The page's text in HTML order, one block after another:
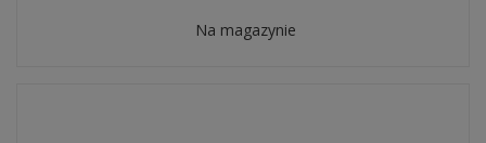
Na magazynie